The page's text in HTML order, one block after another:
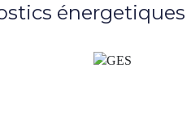
énergetiques